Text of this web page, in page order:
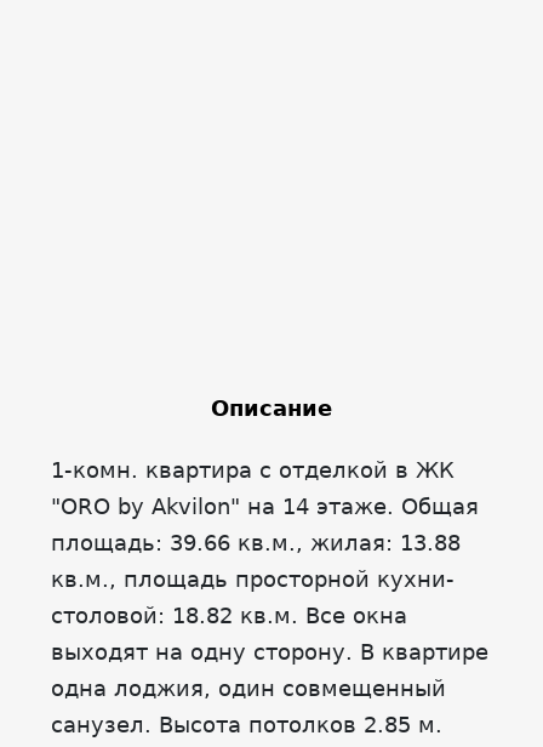
Описание
1-комн. квартира с отделкой в ЖК
"ORO by Akvilon" на 14 этаже. Общая
площадь: 39.66 кв.м., жилая: 13.88
кв.м., площадь просторной кухни-
столовой: 18.82 кв.м. Все окна
выходят на одну сторону. В квартире
одна лоджия, один совмещенный
санузел. Высота потолков 2.85 м.